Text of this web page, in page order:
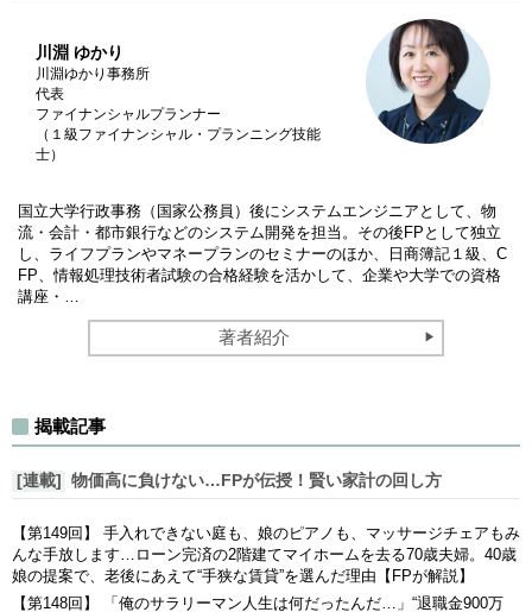
川淵 ゆかり
川淵ゆかり事務所
代表
ファイナンシャルプランナー
（１級ファイナンシャル・プランニング技能
士）
国立大学行政事務（国家公務員）後にシステムエンジニアとして、物
流・会計・都市銀行などのシステム開発を担当。その後FPとして独立
し、ライフプランやマネープランのセミナーのほか、日商簿記１級、C
FP、情報処理技術者試験の合格経験を活かして、企業や大学での資格
講座・…
著者紹介
揭載記事
[連載] 物価高に負けない…FPが伝授！賢い家計の回し方
【第149回】 手入れできない庭も、娘のピアノも、マッサージチェアもみ
んな手放します…ローン完済の2階建てマイホームを去る70歳夫婦。40歳
娘の提案で、老後にあえて“手狭な賃貸”を選んだ理由【FPが解説】
【第148回】 「俺のサラリーマン人生は何だったんだ…」“退職金900万